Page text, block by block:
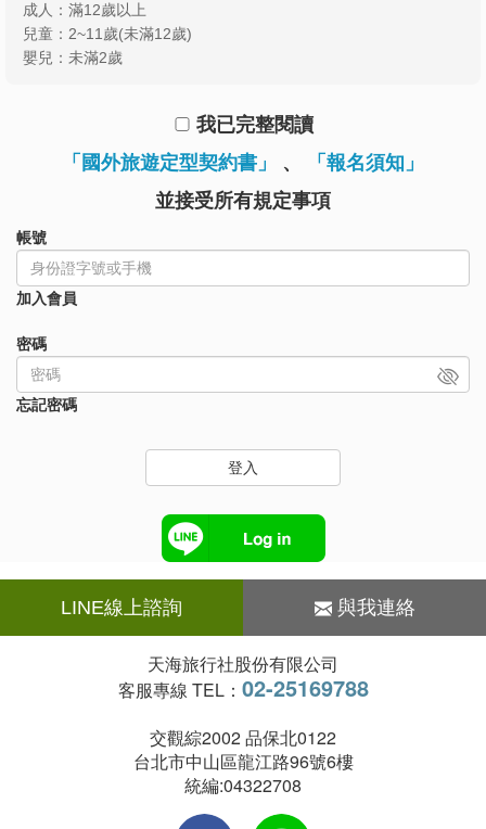
成人：滿12歲以上
兒童：2~11歲(未滿12歲)
嬰兒：未滿2歲
我已完整閱讀
「國外旅遊定型契約書」
、
「報名須知」
並接受所有規定事項
帳號
加入會員
密碼
忘記密碼
登入
LINE線上諮詢 與我連絡
天海旅行社股份有限公司
客服專線 TEL： 02-25169788
交觀綜2002 品保北0122
台北市中山區龍江路96號6樓
統編:04322708